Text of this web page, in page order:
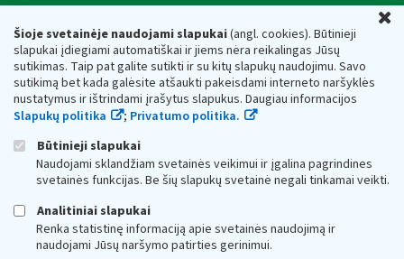
Šioje svetainėje naudojami slapukai(angl. cookies). Būtinieji
slapukai įdiegiami automatiškai ir jiems nėra reikalingas Jūsų
sutikimas. Taip pat galite sutikti ir su kitų slapukų naudojimu. Savo
sutikimą bet kada galėsite atšaukti pakeisdami interneto naršyklės
nustatymus ir ištrindami įrašytus slapukus. Daugiau informacijos
Slapukų politika
; Privatumo politika.
Būtinieji slapukai
Naudojami sklandžiam svetainės veikimui ir įgalina pagrindines
svetainės funkcijas. Be šių slapukų svetainė negali tinkamai veikti.
Analitiniai slapukai
Renka statistinę informaciją apie svetainės naudojimą ir
naudojami Jūsų naršymo patirties gerinimui.
Valstybinė mokesčių inspekcija prie Lietuvos
Respublikos finansų ministerijos
Biudžetinė įstaiga. Juridinio asmens kodas — 188659752,
adresas: Vasario 16-osios g. 14, 01107 Vilnius, Lietuva, el.paštas:
vmi@vmi.lt , E. pristatymo dėžutės adresas 188659752
Duomenys apie Valstybinę mokesčių inspekciją prie Lietuvos
Respublikos finansų ministerijos kaupiami ir saugomi Juridinių